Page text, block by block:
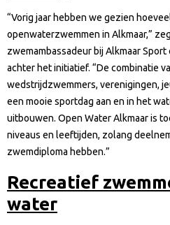
“Vorig jaar hebben we gezien
openwaterzwemmen in Alkmaar,”
zwemambassadeur bij Alkmaar
achter het initiatief. “De combinatie
wedstrijdzwemmers, verenigingen,
een mooie sportdag aan en in het
uitbouwen. Open Water Alkmaar is
niveaus en leeftijden, zolang
zwemdiploma hebben.”
Recreatief
water